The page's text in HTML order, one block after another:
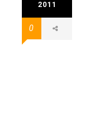
2011
0